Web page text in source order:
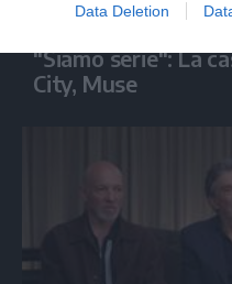
Data Deletion
SPETTACOLO
"Siamo serie": La
City, Muse